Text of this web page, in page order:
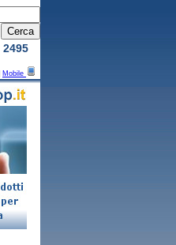
Mobile
2495